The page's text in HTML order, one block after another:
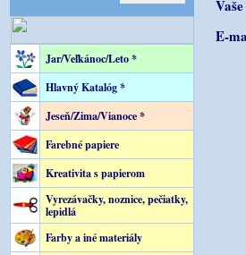
Jar/Veľkánoc/Leto *
Hlavný Katalóg *
Jeseň/Zima/Vianoce *
Farebné papiere
Kreativita s papierom
Vyrezávačky, noznice, pečiatky,
lepidlá
Farby a iné materiály
E-